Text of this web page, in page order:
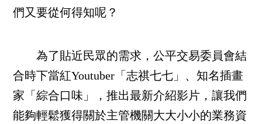
們又要從何得知呢？
為了貼近民眾的需求，公平交易委員會結
合時下當紅Youtuber「志祺七七」、知名插畫
家「綜合口味」，推出最新介紹影片，讓我們
能夠輕鬆獲得關於主管機關大大小小的業務資